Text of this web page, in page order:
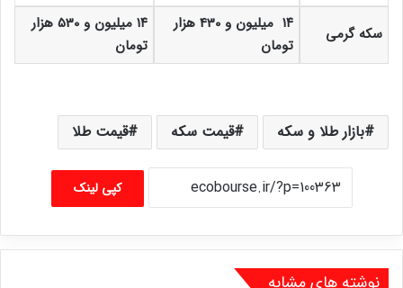
سکه گرمی
۱۴ میلیون و 430 هزار
تومان
۱۴ میلیون و 530 هزار
تومان
بازار طلا و سکه قیمت سکه قیمت طلا
کپی لینک
نوشته های مشابه